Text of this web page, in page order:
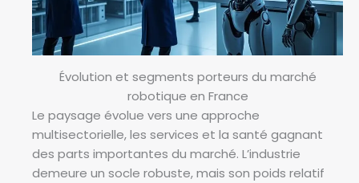
Évolution et segments porteurs du marché
robotique en France
Le paysage évolue vers une approche
multisectorielle, les services et la santé gagnant
des parts importantes du marché. L’industrie
demeure un socle robuste, mais son poids relatif